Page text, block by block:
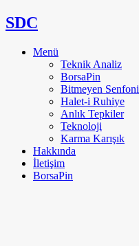
SDC
Menü
Teknik Analiz
BorsaPin
Bitmeyen Senfoni
Halet-i Ruhiye
Anlık Tepkiler
Teknoloji
Karma Karışık
Hakkında
İletişim
BorsaPin